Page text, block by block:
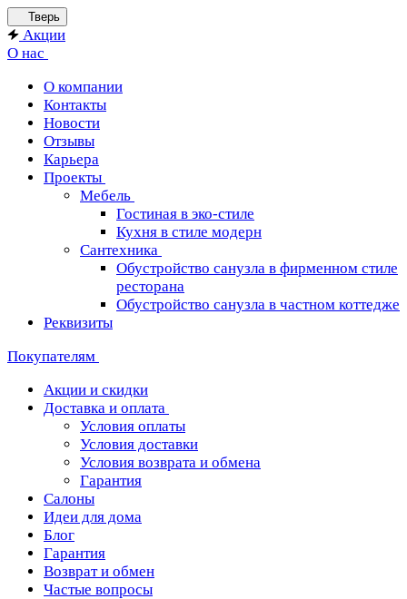
Тверь
Акции
О нас
О компании
Контакты
Новости
Отзывы
Карьера
Проекты
Мебель
Гостиная в эко-стиле
Кухня в стиле модерн
Сантехника
Обустройство санузла в фирменном стиле
ресторана
Обустройство санузла в частном коттедже
Реквизиты
Покупателям
Акции и скидки
Доставка и оплата
Условия оплаты
Условия доставки
Условия возврата и обмена
Гарантия
Салоны
Идеи для дома
Блог
Гарантия
Возврат и обмен
Частые вопросы